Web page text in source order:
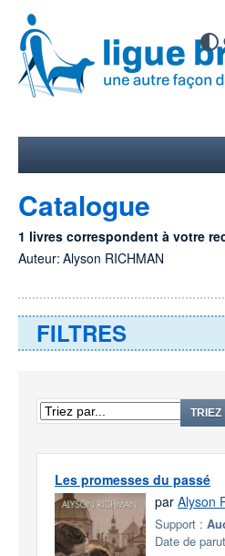
Catalogue
1 livres correspondent à votre
Auteur: Alyson RICHMAN
FILTRES
TRIEZ
Les promesses du passé
par Alyson
Support :
Date de